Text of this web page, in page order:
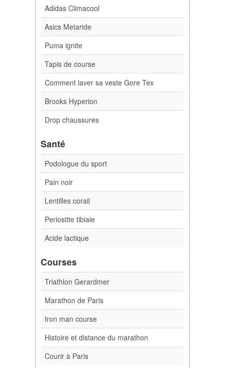
Adidas Climacool
Asics Metaride
Puma ignite
Tapis de course
Comment laver sa veste Gore Tex
Brooks Hyperion
Drop chaussures
Santé
Podologue du sport
Pain noir
Lentilles corail
Periostite tibiale
Acide lactique
Courses
Triathlon Gerardmer
Marathon de Paris
Iron man course
Histoire et distance du marathon
Courir à Paris